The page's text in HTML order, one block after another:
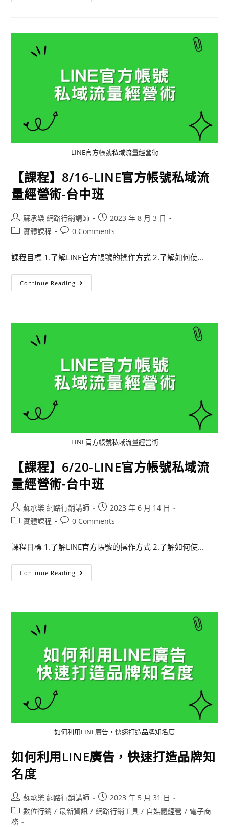
LINE官方帳號私域流量經營術
【課程】8/16-LINE官方帳號私域流
量經營術-台中班
蘇承樂 網路行銷講師
2023 年 8 月 3 日
實體課程
0 Comments
課程目標 1.了解LINE官方帳號的操作方式 2.了解如何使...
Continue Reading
LINE官方帳號私域流量經營術
【課程】6/20-LINE官方帳號私域流
量經營術-台中班
蘇承樂 網路行銷講師
2023 年 6 月 14 日
實體課程
0 Comments
課程目標 1.了解LINE官方帳號的操作方式 2.了解如何使...
Continue Reading
如何利用LINE廣告，快速打造品牌知名度
如何利用LINE廣告，快速打造品牌知
名度
蘇承樂 網路行銷講師
2023 年 5 月 31 日
數位行銷 / 最新資訊 / 網路行銷工具 / 自媒體經營 / 電子商
務